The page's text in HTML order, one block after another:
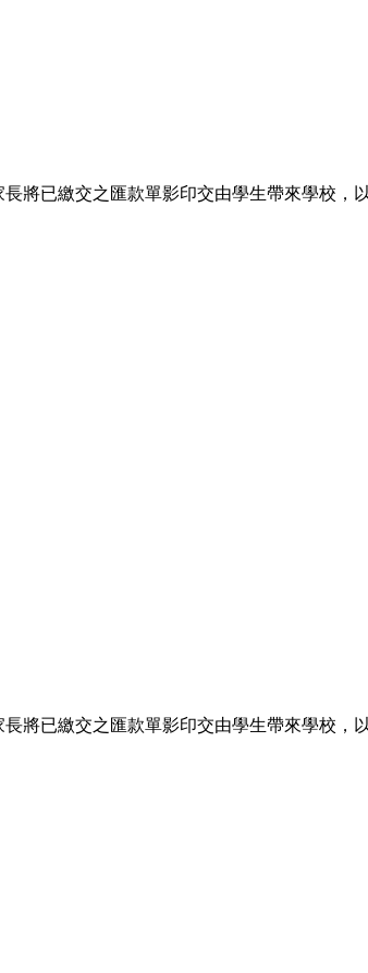
將已繳交之匯款單影印交由學生帶來學校，
將已繳交之匯款單影印交由學生帶來學校，